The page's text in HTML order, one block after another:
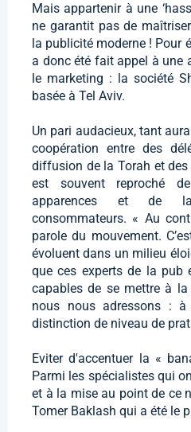
Mais appartenir à une
ne garantit pas de
la publicité moderne ! Pour
a donc été fait appel à une
le marketing : la société
basée à Tel Aviv.
Un pari audacieux, tant
coopération entre des
diffusion de la Torah et
est souvent reproché
apparences et de
consommateurs. « Au
parole du mouvement.
évoluent dans un milieu
que ces experts de la pub
capables de se mettre à
nous nous adressons :
distinction de niveau de
Eviter d'accentuer la «
Parmi les spécialistes qui
et à la mise au point de ce
Tomer Baklash qui a été le